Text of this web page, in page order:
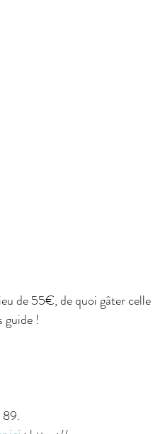
de 55€, de quoi gâter
guide !